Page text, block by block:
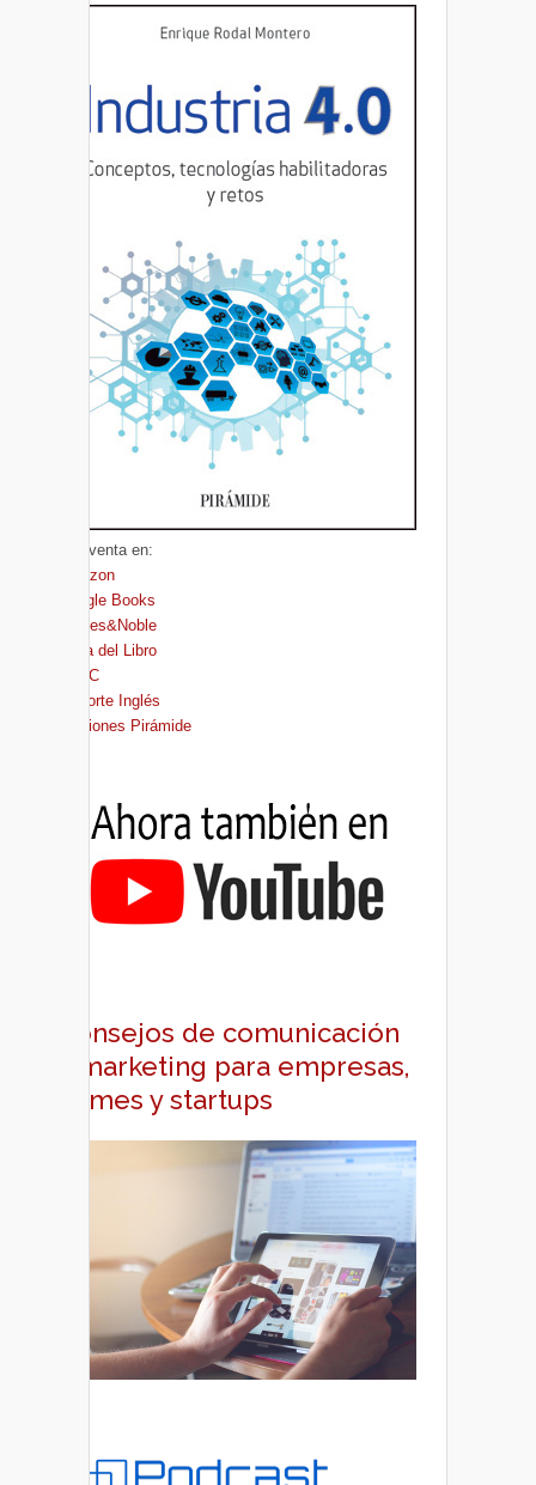
A la venta en:
Amazon
Google Books
Barnes&Noble
Casa del Libro
FNAC
El Corte Inglés
Ediciones Pirámide
Consejos de comunicación
y marketing para empresas,
pymes y startups